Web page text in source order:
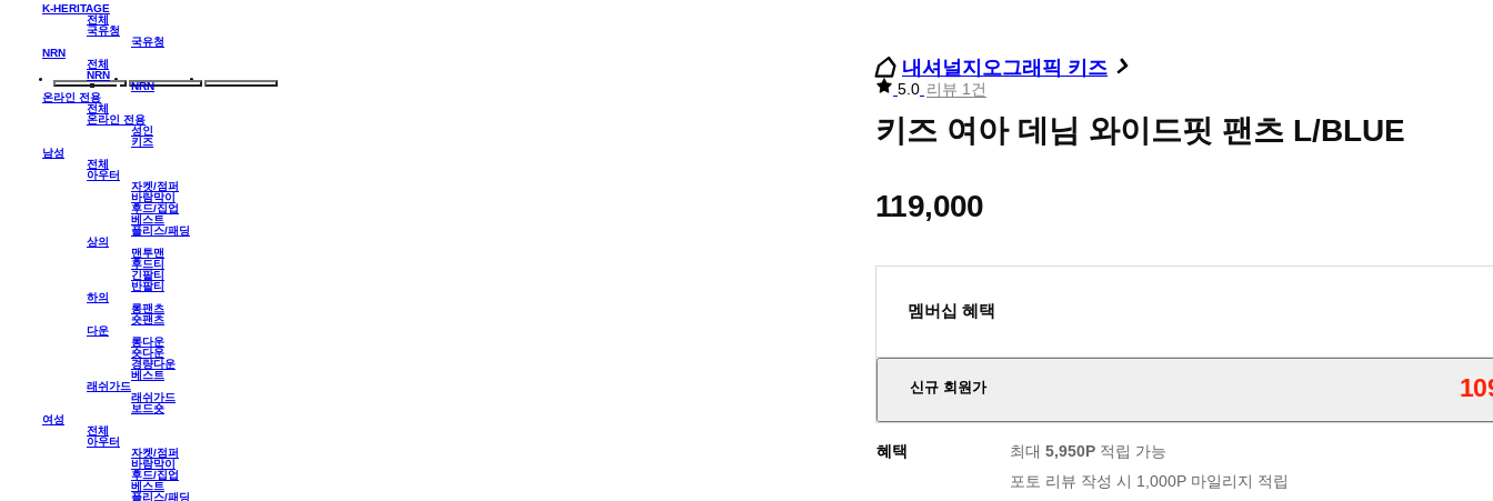
K-HERITAGE
전체
국유청
국유청
NRN
전체
NRN
NRN
온라인 전용
전체
온라인 전용
성인
키즈
남성
전체
아우터
자켓/점퍼
바람막이
후드/집업
베스트
플리스/패딩
상의
맨투맨
후드티
긴팔티
반팔티
하의
롱팬츠
숏팬츠
다운
롱다운
숏다운
경량다운
베스트
래쉬가드
래쉬가드
보드숏
여성
전체
아우터
자켓/점퍼
바람막이
후드/집업
베스트
플리스/패딩
내셔널지오그래픽 키즈
리
별
점
5.0 리뷰 1건
키즈 여아 데님 와이드핏 팬츠 L/BLUE
119,000
멤버십 혜택
신규 회원가
판매가
신규 가입 쿠폰 1만원(3만원 이상 구매시)
혜택 최대 5,950P 적립 가능
포토 리뷰 작성 시 1,000P 마일리지 적립